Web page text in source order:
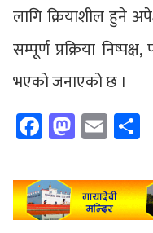
लागि क्रियाशील हुने
सम्पूर्ण प्रक्रिया
भएको जनाएको छ ।
Facebook
Email